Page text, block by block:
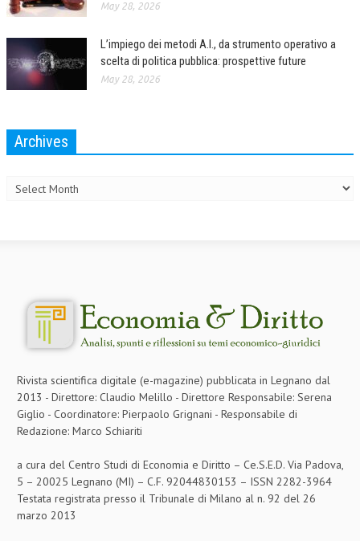
May 28, 2026
L’impiego dei metodi A.I., da strumento operativo a
scelta di politica pubblica: prospettive future
May 28, 2026
Archives
Rivista scientifica digitale (e-magazine) pubblicata in Legnano dal
2013 - Direttore: Claudio Melillo - Direttore Responsabile: Serena
Giglio - Coordinatore: Pierpaolo Grignani - Responsabile di
Redazione: Marco Schiariti
a cura del Centro Studi di Economia e Diritto – Ce.S.E.D. Via Padova,
5 – 20025 Legnano (MI) – C.F. 92044830153 – ISSN 2282-3964
Testata registrata presso il Tribunale di Milano al n. 92 del 26
marzo 2013